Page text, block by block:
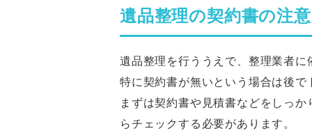
遺品整理の契約書の注
遺品整理を行ううえで、整理業者
特に契約書が無いという場合は後
まずは契約書や見積書などをしっ
らチェックする必要があります。